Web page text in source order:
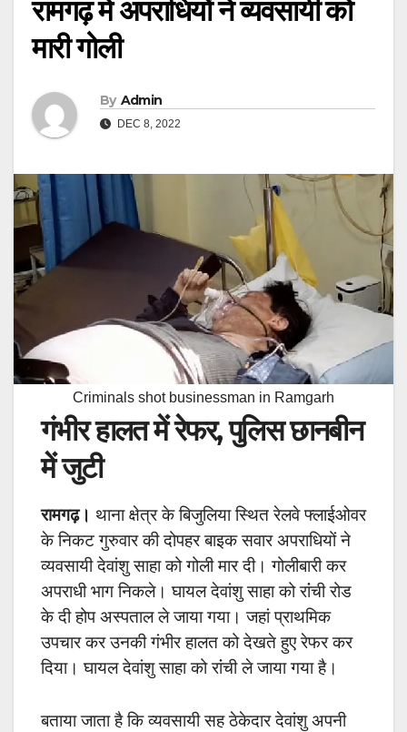
रामगढ़ में अपराधियों ने व्यवसायी को
मारी गोली
By Admin
DEC 8, 2022
Criminals shot businessman in Ramgarh
गंभीर हालत में रेफर, पुलिस छानबीन
में जुटी
रामगढ़। थाना क्षेत्र के बिजुलिया स्थित रेलवे फ्लाईओवर
के निकट गुरुवार की दोपहर बाइक सवार अपराधियों ने
व्यवसायी देवांशु साहा को गोली मार दी। गोलीबारी कर
अपराधी भाग निकले। घायल देवांशु साहा को रांंची रोड
के दी होप अस्पताल ले जाया गया। जहां प्राथमिक
उपचार कर उनकी गंभीर हालत को देखते हुए रेफर कर
दिया। घायल देवांशु साहा को रांंची ले जाया गया है।
बताया जाता है कि व्यवसायी सह ठेकेदारदेवांशु अपनी